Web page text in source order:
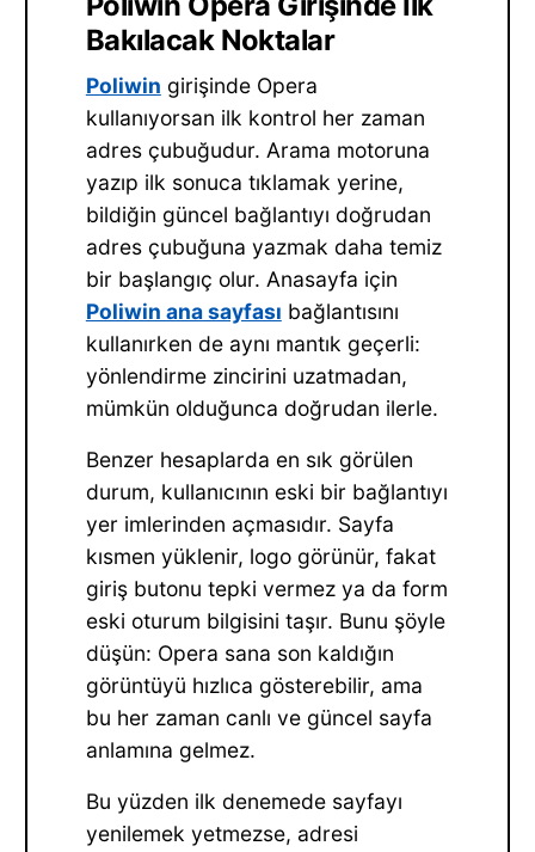
Bakılacak Noktalar
Poliwin girişinde Opera
kullanıyorsan ilk kontrol her zaman
adres çubuğudur. Arama motoruna
yazıp ilk sonuca tıklamak yerine,
bildiğin güncel bağlantıyı doğrudan
adres çubuğuna yazmak daha temiz
bir başlangıç olur. Anasayfa için
Poliwin ana sayfası bağlantısını
kullanırken de aynı mantık geçerli:
yönlendirme zincirini uzatmadan,
mümkün olduğunca doğrudan ilerle.
Benzer hesaplarda en sık görülen
durum, kullanıcının eski bir bağlantıyı
yer imlerinden açmasıdır. Sayfa
kısmen yüklenir, logo görünür, fakat
giriş butonu tepki vermez ya da form
eski oturum bilgisini taşır. Bunu şöyle
düşün: Opera sana son kaldığın
görüntüyü hızlıca gösterebilir, ama
bu her zaman canlı ve güncel sayfa
anlamına gelmez.
Bu yüzden ilk denemede sayfayı
yenilemek yetmezse, adresi